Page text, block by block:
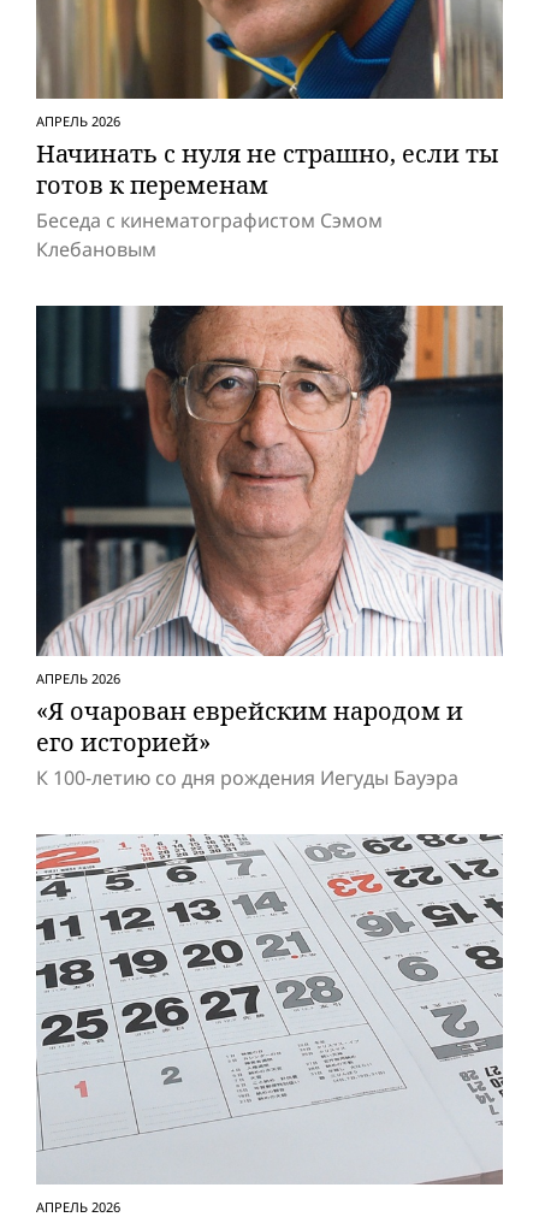
АПРЕЛЬ 2026
Начинать с нуля не страшно, если ты
готов к переменам
Беседа с кинематографистом Сэмом
Клебановым
АПРЕЛЬ 2026
«Я очарован еврейским народом и
его историей»
К 100-летию со дня рождения Иегуды Бауэра
АПРЕЛЬ 2026